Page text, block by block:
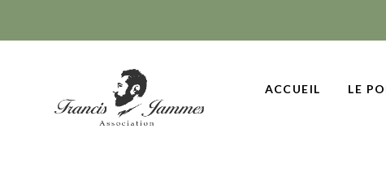
ACCUEIL LE